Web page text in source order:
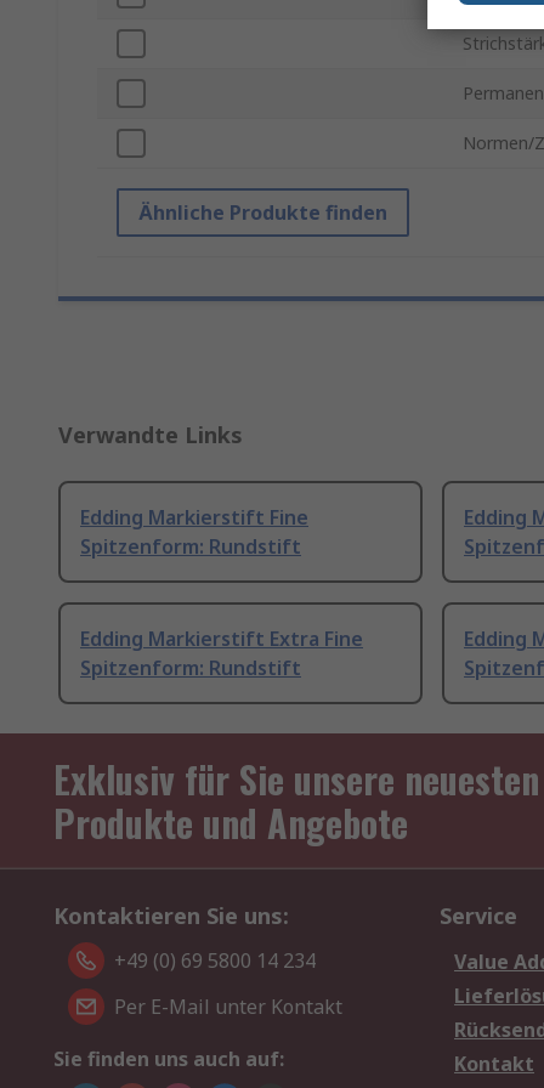
Normen/
Ähnliche Produkte finden
Verwandte Links
Edding Markierstift Fine
Spitzenform: Rundstift
Edding
Edding Markierstift Extra Fine
Spitzenform: Rundstift
Edding
Exklusiv für Sie unsere neuesten
Produkte und Angebote
Kontaktieren Sie uns:
+49 (0) 69 5800 14 234
Per E-Mail unter Kontakt
Sie finden uns auch auf:
Service
Value
Kontakt